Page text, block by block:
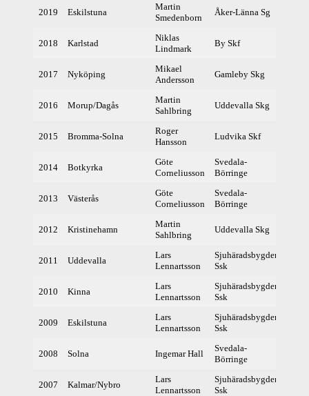
2019 Eskilstuna
Martin
Smedenborn
Åker-Länna Sg
2018 Karlstad
Niklas
Lindmark
By Skf
2017 Nyköping
Mikael
Andersson
Gamleby Skg
2016 Morup/Dagås
Martin
Sahlbring
Uddevalla Skg
2015 Bromma-Solna
Roger
Hansson
Ludvika Skf
2014 Botkyrka
Göte
Corneliusson
Svedala-
Börringe
2013 Västerås
Göte
Corneliusson
Svedala-
Börringe
2012 Kristinehamn
Martin
Sahlbring
Uddevalla Skg
2011 Uddevalla
Lars
Lennartsson
Sjuhäradsbygden
Ssk
2010 Kinna
Lars
Lennartsson
Sjuhäradsbygden
Ssk
2009 Eskilstuna
Lars
Lennartsson
Sjuhäradsbygden
Ssk
2008 Solna Ingemar Hall
Svedala-
Börringe
2007 Kalmar/Nybro
Lars
Lennartsson
Sjuhäradsbygden
Ssk